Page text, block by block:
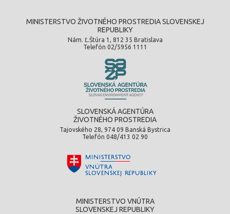
MINISTERSTVO ŽIVOTNÉHO PROSTREDIA SLOVENSKEJ
REPUBLIKY
Nám. Ľ.Štúra 1, 812 35 Bratislava
Telefón 02/5956 1111
SLOVENSKÁ AGENTÚRA
ŽIVOTNÉHO PROSTREDIA
Tajovského 28, 974 09 Banská Bystrica
Telefón 048/413 02 90
MINISTERSTVO VNÚTRA
SLOVENSKEJ REPUBLIKY